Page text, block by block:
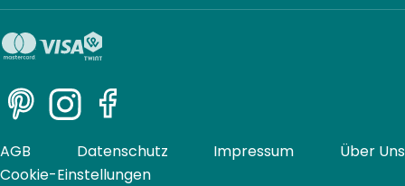
PinterestInstagramFacebook
AGB Datenschutz Impressum
Über Uns
Cookie-Einstellungen